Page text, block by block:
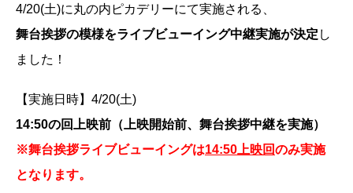
4/20(土)に丸の内ピカデリーにて実施される、
舞台挨拶の模様をライブビューイング中継実施が決定 し
ました！
【実施日時】4/20(土)
14:50の回上映前（上映開始前、舞台挨拶中継を実施）
※舞台挨拶ライブビューイングは14:50上映回のみ実施
となります。